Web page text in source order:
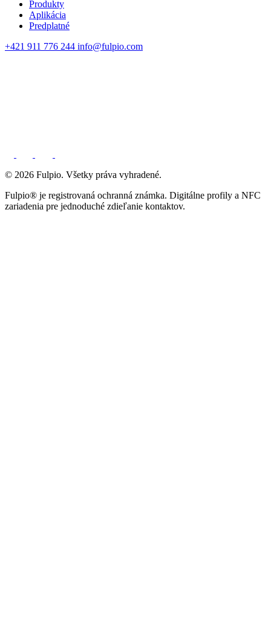
Produkty
Aplikácia
Predplatné
+421 911 776 244 info@fulpio.com
© 2026 Fulpio. Všetky práva vyhradené.
Fulpio® je registrovaná ochranná známka. Digitálne profily a NFC
zariadenia pre jednoduché zdieľanie kontaktov.